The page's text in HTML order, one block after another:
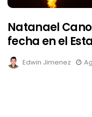
Natanael
fecha en el
Edwin Jimenez